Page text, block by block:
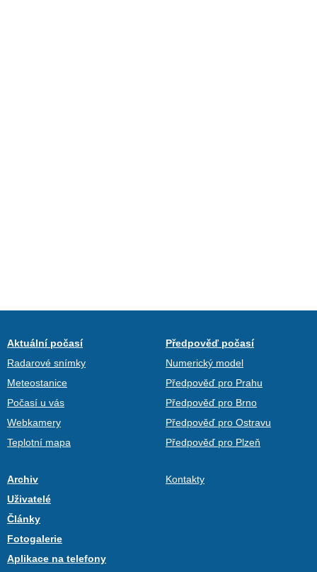
Aktuální počasí
Radarové snímky
Meteostanice
Počasí u vás
Webkamery
Teplotní mapa
Předpověď počasí
Numerický model
Předpověď pro Prahu
Předpověď pro Brno
Předpověď pro Ostravu
Předpověď pro Plzeň
Archiv
Uživatelé
Články
Fotogalerie
Aplikace na telefony
Kontakty